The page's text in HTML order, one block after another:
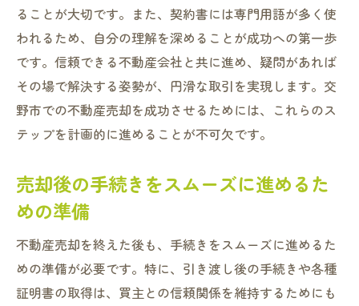
ることが大切です。また、契約書には専門用語が多く使
われるため、自分の理解を深めることが成功への第一歩
です。信頼できる不動産会社と共に進め、疑問があれば
その場で解決する姿勢が、円滑な取引を実現します。交
野市での不動産売却を成功させるためには、これらのス
テップを計画的に進めることが不可欠です。
売却後の手続きをスムーズに進めるた
めの準備
不動産売却を終えた後も、手続きをスムーズに進めるた
めの準備が必要です。特に、引き渡し後の手続きや各種
証明書の取得は、買主との信頼関係を維持するためにも